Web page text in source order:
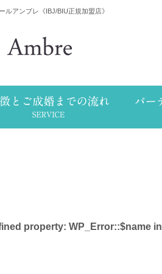
ルアンブレ《IBJ/BIU正規加盟店》
property: WP_Error::$name in